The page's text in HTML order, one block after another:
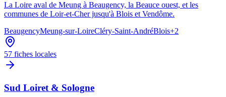
La Loire aval de Meung à Beaugency, la Beauce ouest, et les
communes de Loir-et-Cher jusqu'à Blois et Vendôme.
BeaugencyMeung-sur-LoireCléry-Saint-AndréBlois+2
57 fiches locales
Sud Loiret & Sologne